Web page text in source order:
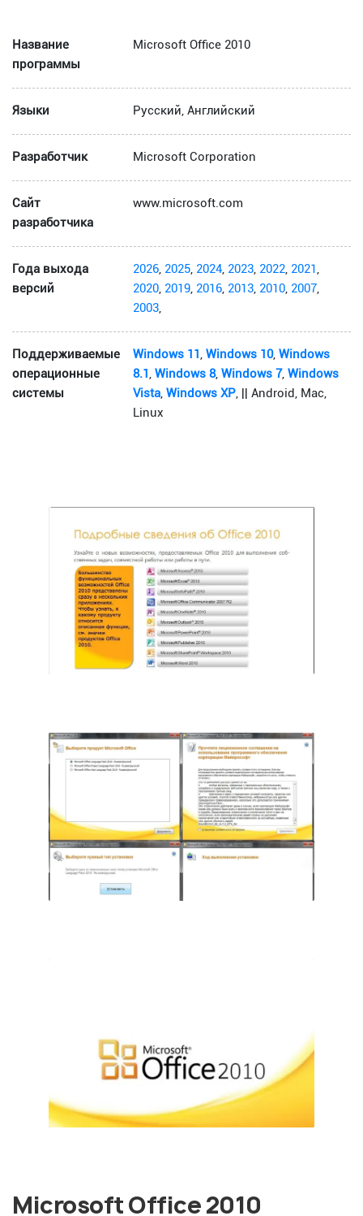
Название
программы
Microsoft Office 2010
Языки Русский, Английский
Разработчик Microsoft Corporation
Сайт
разработчика
www.microsoft.com
Года выхода
версий
2026, 2025, 2024, 2023, 2022, 2021,
2020, 2019, 2016, 2013, 2010, 2007,
2003,
Поддерживаемые
операционные
системы
Windows 11,Windows 10,Windows
8.1,Windows 8,Windows 7,Windows
Vista,Windows XP, || Android, Mac,
Linux
Microsoft Office 2010